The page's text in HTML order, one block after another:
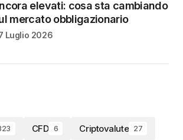
elevati: cosa sta cambiando
mercato obbligazionario
Luglio 2026
CFD 6 Criptovalute 27